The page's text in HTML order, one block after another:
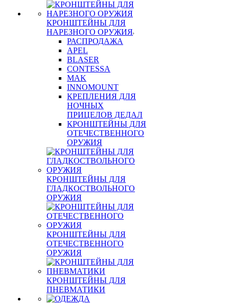
КРОНШТЕЙНЫ ДЛЯ
НАРЕЗНОГО ОРУЖИЯ
РАСПРОДАЖА
APEL
BLASER
CONTESSA
MAK
INNOMOUNT
КРЕПЛЕНИЯ ДЛЯ
НОЧНЫХ
ПРИЦЕЛОВ ДЕДАЛ
КРОНШТЕЙНЫ ДЛЯ
ОТЕЧЕСТВЕННОГО
ОРУЖИЯ
КРОНШТЕЙНЫ ДЛЯ
ГЛАДКОСТВОЛЬНОГО
ОРУЖИЯ
КРОНШТЕЙНЫ ДЛЯ
ОТЕЧЕСТВЕННОГО
ОРУЖИЯ
КРОНШТЕЙНЫ ДЛЯ
ПНЕВМАТИКИ